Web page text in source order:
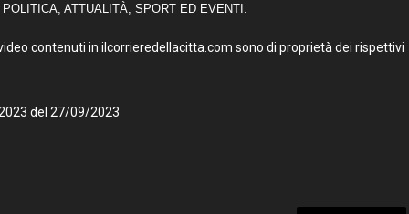
ATTUALITÀ, SPORT ED EVENTI.
contenuti in ilcorrieredellacitta.com sono di proprietà dei rispettivi
del 27/09/2023